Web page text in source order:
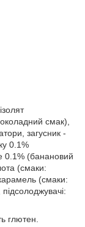
смак),
загусник -
0.1%
0.1% (банановий
(смаки:
(смаки:
глютен.